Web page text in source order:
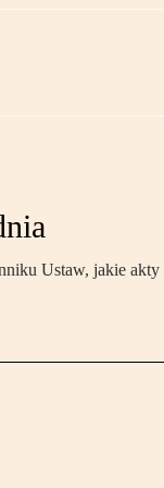
Ustaw, jakie akty